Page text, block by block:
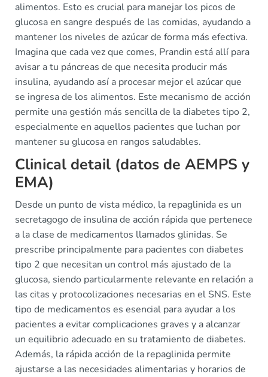
alimentos. Esto es crucial para manejar los picos de
glucosa en sangre después de las comidas, ayudando a
mantener los niveles de azúcar de forma más efectiva.
Imagina que cada vez que comes, Prandin está allí para
avisar a tu páncreas de que necesita producir más
insulina, ayudando así a procesar mejor el azúcar que
se ingresa de los alimentos. Este mecanismo de acción
permite una gestión más sencilla de la diabetes tipo 2,
especialmente en aquellos pacientes que luchan por
mantener su glucosa en rangos saludables.
Clinical detail (datos de AEMPS y
EMA)
Desde un punto de vista médico, la repaglinida es un
secretagogo de insulina de acción rápida que pertenece
a la clase de medicamentos llamados glinidas. Se
prescribe principalmente para pacientes con diabetes
tipo 2 que necesitan un control más ajustado de la
glucosa, siendo particularmente relevante en relación a
las citas y protocolizaciones necesarias en el SNS. Este
tipo de medicamentos es esencial para ayudar a los
pacientes a evitar complicaciones graves y a alcanzar
un equilibrio adecuado en su tratamiento de diabetes.
Además, la rápida acción de la repaglinida permite
ajustarse a las necesidades alimentarias y horarios de